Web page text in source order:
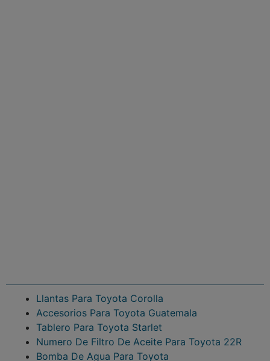
Llantas Para Toyota Corolla
Accesorios Para Toyota Guatemala
Tablero Para Toyota Starlet
Numero De Filtro De Aceite Para Toyota 22R
Bomba De Agua Para Toyota